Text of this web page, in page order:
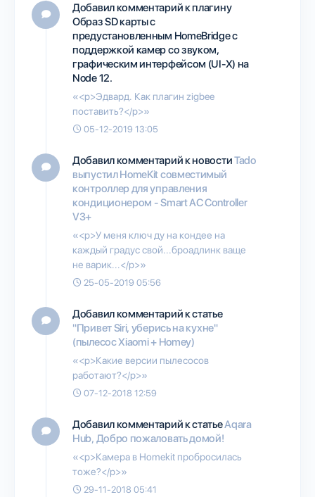
Добавил комментарий к плагину
Образ SD карты с
предустановленным HomeBridge с
поддержкой камер со звуком,
графическим интерфейсом (UI-X) на
Node 12.
«<p>Эдвард. Как плагин zigbee
поставить?</p>»
05-12-2019 13:05
Добавил комментарий к новостиTado
выпустил HomeKit совместимый
контроллер для управления
кондиционером - Smart AC Controller
V3+
«<p>У меня ключ ду на кондее на
каждый градус свой...броадлинк ваще
не варик...</p>»
25-05-2019 05:56
Добавил комментарий к статье
"Привет Siri, уберись на кухне"
(пылесос Xiaomi + Homey)
«<p>Какие версии пылесосов
работают?</p>»
07-12-2018 12:59
Добавил комментарий к статьеAqara
Hub, Добро пожаловать домой!
«<p>Камера в Homekit пробросилась
тоже?</p>»
29-11-2018 05:41